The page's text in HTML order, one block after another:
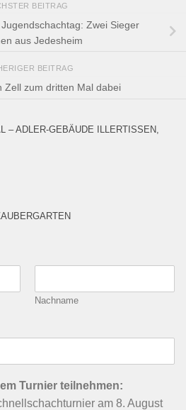
BEITRAG
Zwei Sieger
aus Jedesheim
BEITRAG
Zell zum dritten Mal dabei
– ADLER-GEBÄUDE ILLERTISSEN,
Nachname
Turnier teilnehmen:
am 8. August